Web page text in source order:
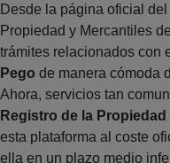
Desde la página oficial
Propiedad y Mercantiles
trámites relacionados con
Pego de manera cómoda
Ahora, servicios tan
Registro de la Propiedad
esta plataforma al coste
ella en un plazo medio